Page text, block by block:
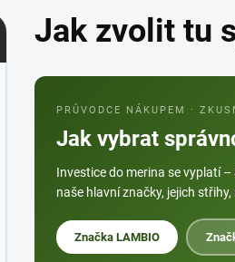
Jak zvolit tu
PRŮVODCE NÁKUPEM ·
Jak vybrat
Investice do merina se vyplatí
naše hlavní značky, jejich
Značka LAMBIO